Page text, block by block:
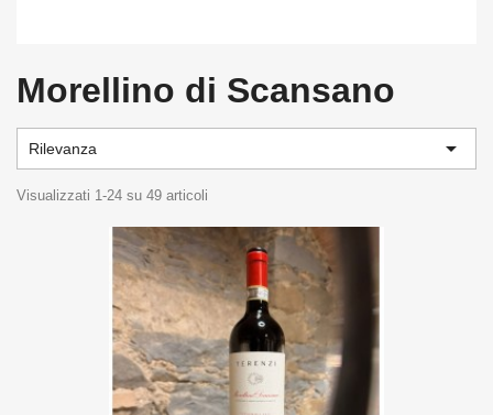
Morellino di Scansano
Rilevanza 
Visualizzati 1-24 su 49 articoli